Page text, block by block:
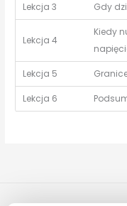
Lekcja 3 Gdy
Lekcja 4
Kiedy
Lekcja 5
Lekcja 6